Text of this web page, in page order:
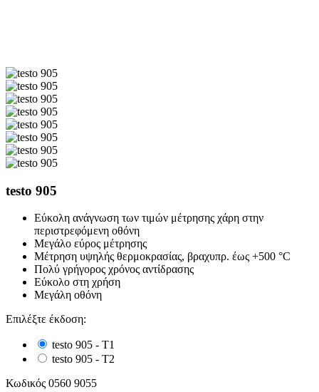
testo 905
Εύκολη ανάγνωση των τιμών μέτρησης χάρη στην
περιστρεφόμενη οθόνη
Μεγάλο εύρος μέτρησης
Μέτρηση υψηλής θερμοκρασίας, βραχυπρ. έως +500 °C
Πολύ γρήγορος χρόνος αντίδρασης
Εύκολο στη χρήση
Μεγάλη οθόνη
Επιλέξτε έκδοση:
testo 905 - T1
testo 905 - T2
Κωδικός 0560 9055